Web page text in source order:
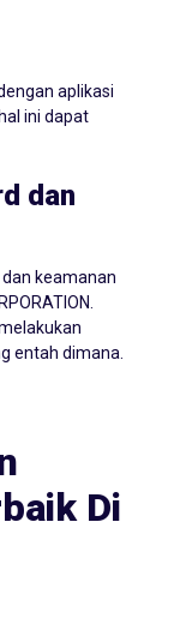
aplikasi
ini dapat
dan
keamanan
entah dimana.
Di